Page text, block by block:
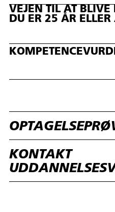
VEJEN TIL AT
DU ER 25 ÅR
KONTAKT